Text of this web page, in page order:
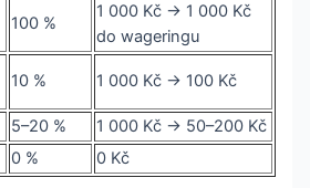
100 %
1 000 Kč → 1 000 Kč
do wageringu
10 % 1 000 Kč → 100 Kč
5–20 %
1 000 Kč → 50–200 Kč
0 % 0 Kč